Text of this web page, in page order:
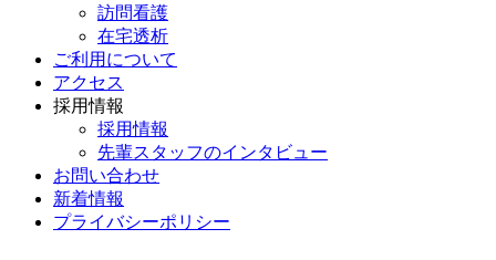
訪問看護
在宅透析
ご利用について
アクセス
採用情報
採用情報
先輩スタッフのインタビュー
お問い合わせ
新着情報
プライバシーポリシー